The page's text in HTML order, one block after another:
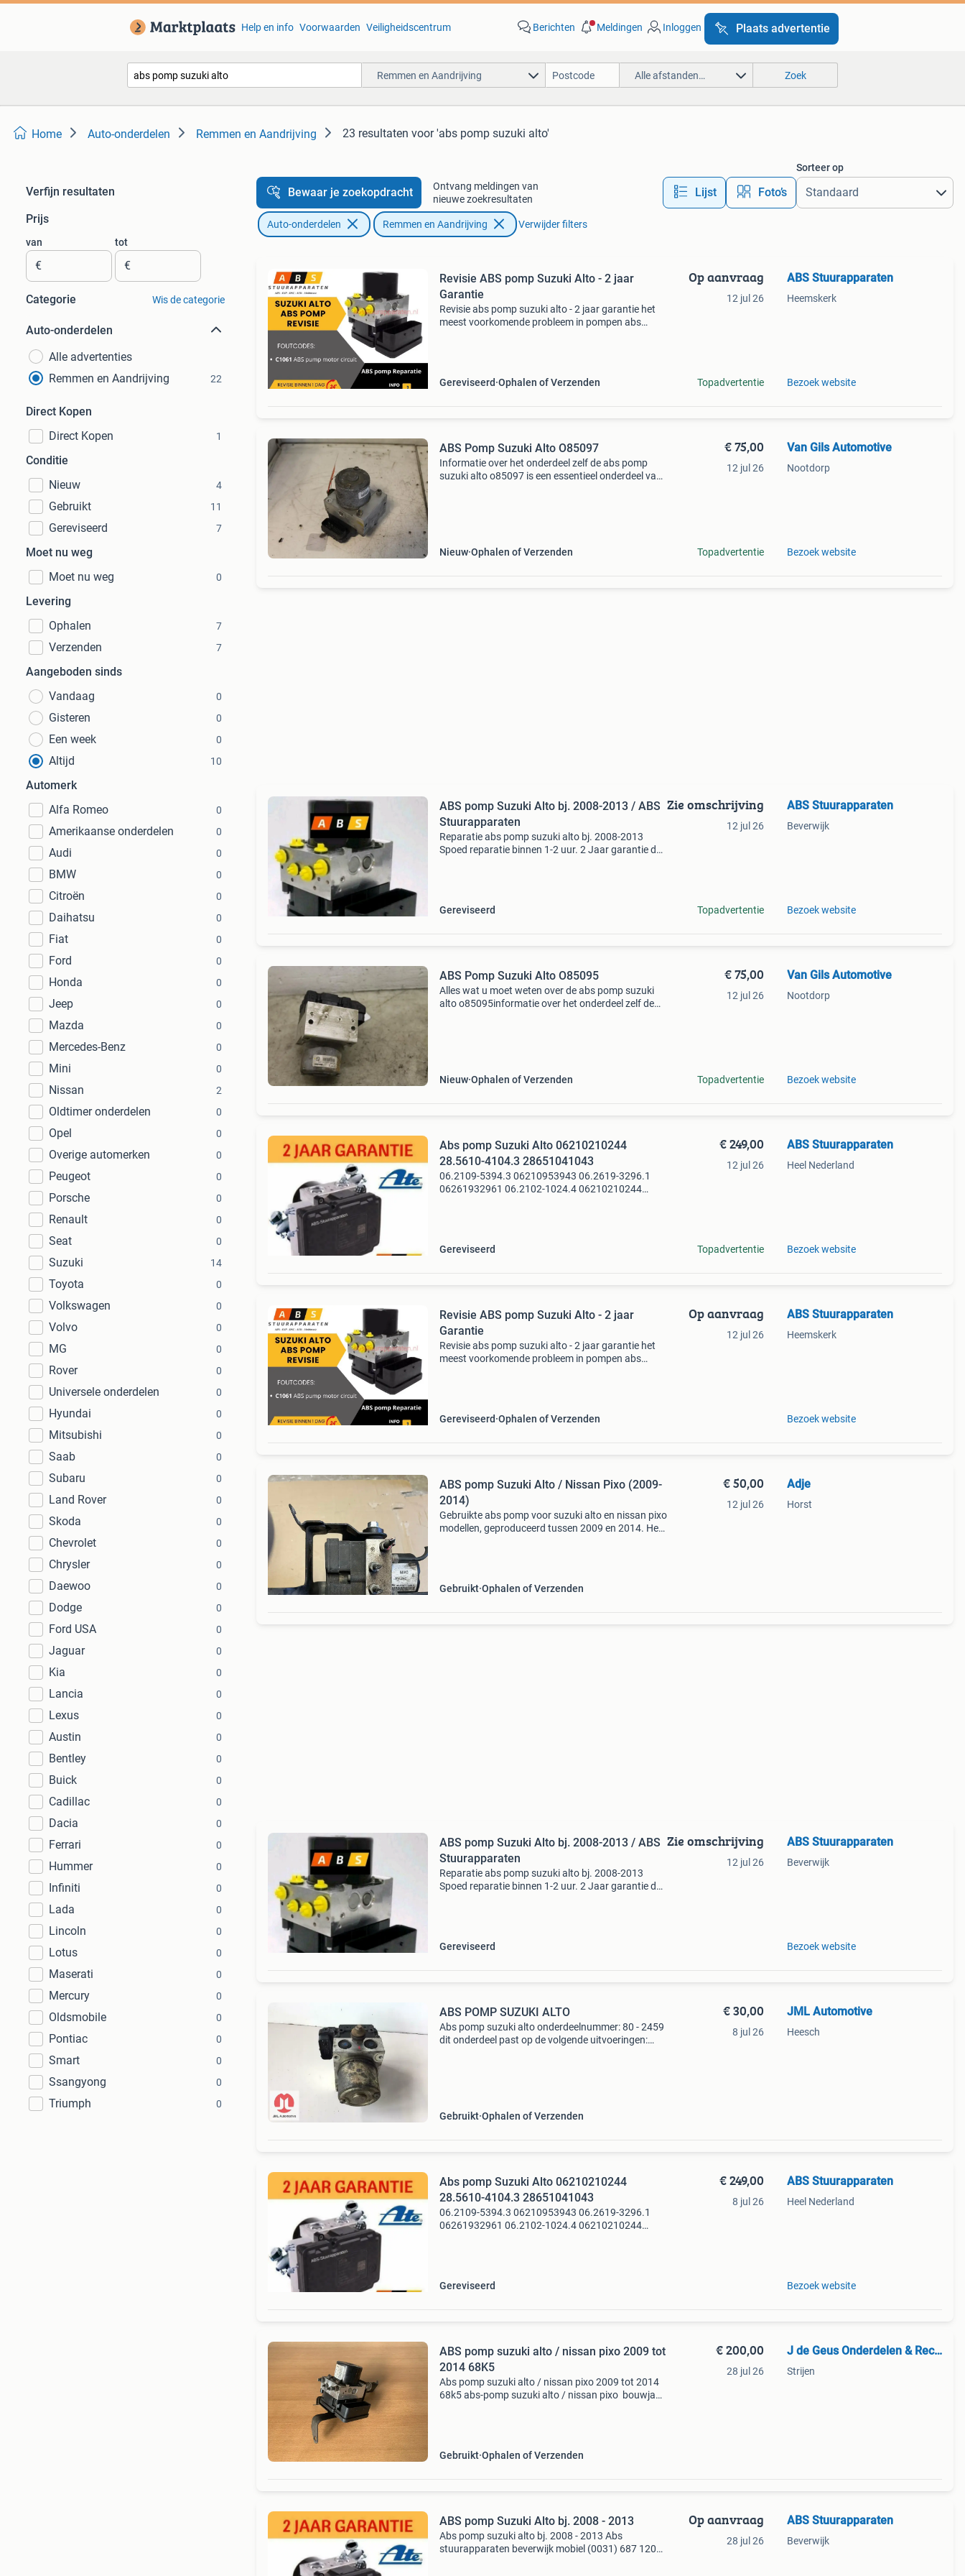
Help en info Voorwaarden Veiligheidscentrum Berichten Meldingen Inloggen Plaats advertentie
Remmen en Aandrijving Alle afstanden… Zoek
Home Auto-onderdelen Remmen en Aandrijving 23 resultaten voor 'abs pomp suzuki alto'
Verfijn resultaten
Prijs
van
€
tot
€
Categorie Wis de categorie
Auto-onderdelen
Alle advertenties
Remmen en Aandrijving
22
Direct Kopen
Direct Kopen
1
Conditie
Nieuw
4
Gebruikt 11
Gereviseerd 7
Moet nu weg
Moet nu weg
0
Levering
Ophalen
7
Verzenden 7
Aangeboden sinds
Vandaag
0
Gisteren 0
Een week 0
Altijd 10
Automerk
Alfa Romeo
0
Amerikaanse onderdelen 0
Audi 0
BMW 0
Citroën 0
Daihatsu 0
Fiat 0
Ford 0
Honda 0
Jeep 0
Mazda 0
Mercedes-Benz 0
Mini 0
Nissan 2
Oldtimer onderdelen 0
Opel 0
Overige automerken 0
Peugeot 0
Porsche 0
Renault 0
Seat 0
Suzuki 14
Toyota 0
Volkswagen 0
Volvo 0
MG 0
Rover 0
Universele onderdelen 0
Hyundai 0
Mitsubishi 0
Saab 0
Subaru 0
Land Rover 0
Skoda 0
Chevrolet 0
Chrysler 0
Daewoo 0
Dodge 0
Ford USA 0
Jaguar 0
Kia 0
Lancia 0
Lexus 0
Austin 0
Bentley 0
Buick 0
Cadillac 0
Dacia 0
Ferrari 0
Hummer 0
Infiniti 0
Lada 0
Lincoln 0
Lotus 0
Maserati 0
Mercury 0
Oldsmobile 0
Pontiac 0
Smart 0
Ssangyong 0
Triumph 0
Bewaar je zoekopdracht
Ontvang meldingen van
nieuwe zoekresultaten
Lijst Foto’s
Sorteer op
Auto-onderdelen Remmen en Aandrijving Verwijder filters
Revisie ABS pomp Suzuki Alto - 2 jaar
Garantie
Revisie abs pomp suzuki alto - 2 jaar garantie het
meest voorkomende probleem in pompen abs
Gereviseerd Ophalen of Verzenden
Op aanvraag
12 jul 26
Topadvertentie
ABS Stuurapparaten
Heemskerk
Bezoek website
ABS Pomp Suzuki Alto O85097
Informatie over het onderdeel zelf de abs pomp
suzuki alto o85097 is een essentieel onderdeel van
Nieuw Ophalen of Verzenden
€ 75,00
12 jul 26
Topadvertentie
Van Gils Automotive
Nootdorp
Bezoek website
ABS pomp Suzuki Alto bj. 2008-2013 / ABS
Stuurapparaten
Reparatie abs pomp suzuki alto bj. 2008-2013
Spoed reparatie binnen 1-2 uur. 2 Jaar garantie de
Gereviseerd
Zie omschrijving
12 jul 26
Topadvertentie
ABS Stuurapparaten
Beverwijk
Bezoek website
ABS Pomp Suzuki Alto O85095
Alles wat u moet weten over de abs pomp suzuki
alto o85095informatie over het onderdeel zelf de
Nieuw Ophalen of Verzenden
€ 75,00
12 jul 26
Topadvertentie
Van Gils Automotive
Nootdorp
Bezoek website
Abs pomp Suzuki Alto 06210210244
28.5610-4104.3 28651041043
06.2109-5394.3 06210953943 06.2619-3296.1
06261932961 06.2102-1024.4 06210210244
Gereviseerd
€ 249,00
12 jul 26
Topadvertentie
ABS Stuurapparaten
Heel Nederland
Bezoek website
Revisie ABS pomp Suzuki Alto - 2 jaar
Garantie
Revisie abs pomp suzuki alto - 2 jaar garantie het
meest voorkomende probleem in pompen abs
Gereviseerd Ophalen of Verzenden
Op aanvraag
12 jul 26
ABS Stuurapparaten
Heemskerk
Bezoek website
ABS pomp Suzuki Alto / Nissan Pixo (2009-
2014)
Gebruikte abs pomp voor suzuki alto en nissan pixo
modellen, geproduceerd tussen 2009 en 2014. Het
Gebruikt Ophalen of Verzenden
€ 50,00
12 jul 26
Adje
Horst
ABS pomp Suzuki Alto bj. 2008-2013 / ABS
Stuurapparaten
Reparatie abs pomp suzuki alto bj. 2008-2013
Spoed reparatie binnen 1-2 uur. 2 Jaar garantie de
Gereviseerd
Zie omschrijving
12 jul 26
ABS Stuurapparaten
Beverwijk
Bezoek website
ABS POMP SUZUKI ALTO
Abs pomp suzuki alto onderdeelnummer: 80 - 2459
dit onderdeel past op de volgende uitvoeringen:
Gebruikt Ophalen of Verzenden
€ 30,00
8 jul 26
JML Automotive
Heesch
Abs pomp Suzuki Alto 06210210244
28.5610-4104.3 28651041043
06.2109-5394.3 06210953943 06.2619-3296.1
06261932961 06.2102-1024.4 06210210244
Gereviseerd
€ 249,00
8 jul 26
ABS Stuurapparaten
Heel Nederland
Bezoek website
ABS pomp suzuki alto / nissan pixo 2009 tot
2014 68K5
Abs pomp suzuki alto / nissan pixo 2009 tot 2014
68k5 abs-pomp suzuki alto / nissan pixo bouwjaar
Gebruikt Ophalen of Verzenden
€ 200,00
28 jul 26
J de Geus Onderdelen & Recycling
Strijen
ABS pomp Suzuki Alto bj. 2008 - 2013
Abs pomp suzuki alto bj. 2008 - 2013 Abs
stuurapparaten beverwijk mobiel (0031) 687 120
Op aanvraag
28 jul 26
ABS Stuurapparaten
Beverwijk